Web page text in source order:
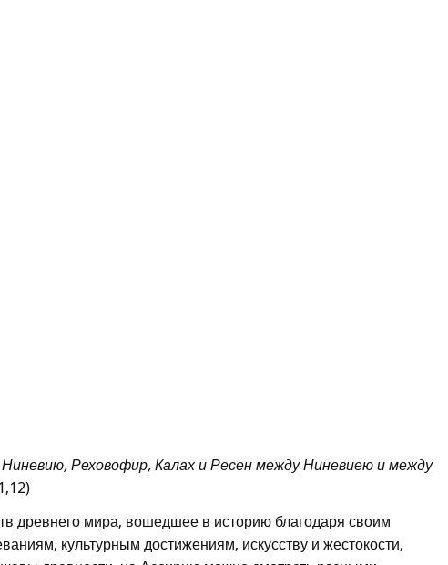
Реховофир, Калах и Ресен между Ниневиею и между
древнего мира, вошедшее в историю благодаря своим
культурным достижениям, искусству и жестокости,